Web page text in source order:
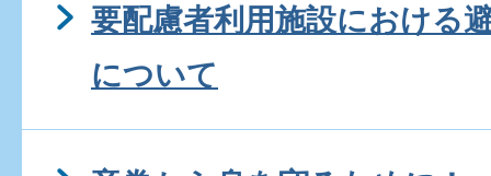
要配慮者利用施設における
について